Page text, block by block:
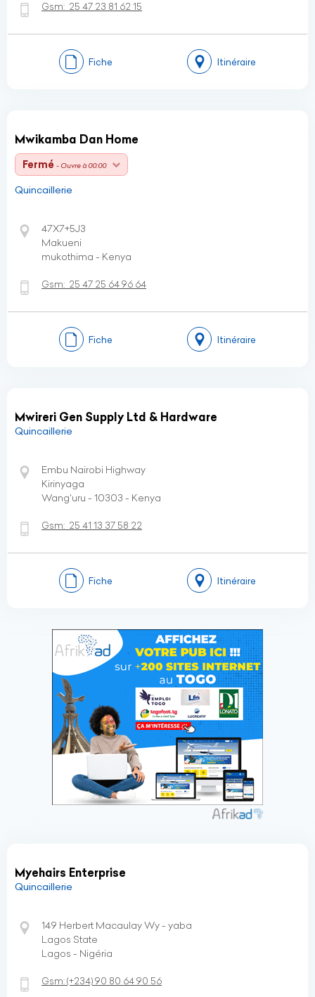
Gsm: 25 47 23 81 62 15
Fiche Itinéraire
Mwikamba Dan Home
Fermé - Ouvre à 00:00
Quincaillerie
47X7+5J3
Makueni
mukothima - Kenya
Gsm: 25 47 25 64 96 64
Fiche Itinéraire
Mwireri Gen Supply Ltd & Hardware
Quincaillerie
Embu Nairobi Highway
Kirinyaga
Wang'uru - 10303 - Kenya
Gsm: 25 41 13 37 58 22
Fiche Itinéraire
Myehairs Enterprise
Quincaillerie
149 Herbert Macaulay Wy - yaba
Lagos State
Lagos - Nigéria
Gsm:(+234)90 80 64 90 56